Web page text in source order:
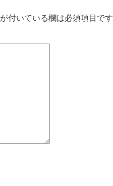
が付いている欄は必須項目です